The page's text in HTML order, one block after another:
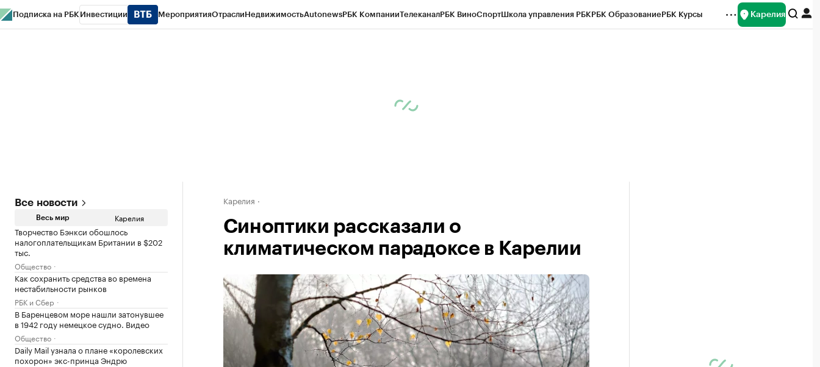
Подписка на РБК Инвестиции МероприятияОтраслиНедвижимостьAutonewsРБК КомпанииТелеканалРБК ВиноСпортШкола управления РБКРБК ОбразованиеРБК Курсы Карелия
Все новости
Весь мир Карелия
Творчество Бэнкси обошлось
налогоплательщикам Британии в $202
тыс.
Общество
Как сохранить средства во времена
нестабильности рынков
РБК и Сбер
В Баренцевом море нашли затонувшее
в 1942 году немецкое судно. Видео
Общество
Daily Mail узнала о плане «королевских
похорон» экс-принца Эндрю
Карелия
Синоптики рассказали о
климатическом парадоксе в Карелии